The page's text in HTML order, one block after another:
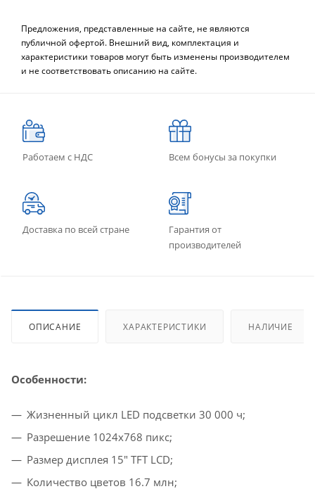
Предложения, представленные на сайте, не являются
публичной офертой. Внешний вид, комплектация и
характеристики товаров могут быть изменены производителем
и не соответствовать описанию на сайте.
Работаем с НДС Всем бонусы за покупки
Доставка по всей стране
Гарантия от
производителей
ОПИСАНИЕ ХАРАКТЕРИСТИКИ НАЛИЧИЕ
Особенности:
Жизненный цикл LED подсветки 30 000 ч;
Разрешение 1024x768 пикс;
Размер дисплея 15" TFT LCD;
Количество цветов 16.7 млн;